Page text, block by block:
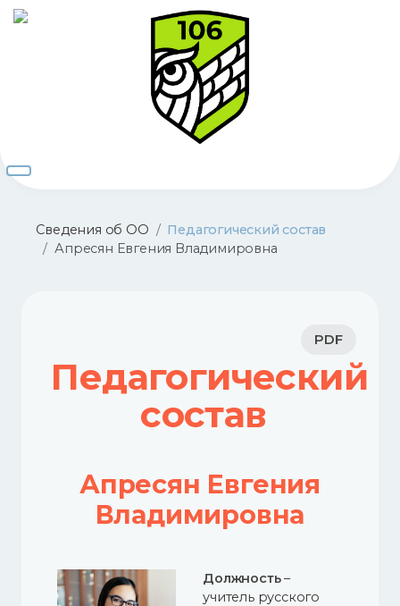
Сведения об ОО
Педагогический состав
Апресян Евгения Владимировна
PDF
Педагогический
состав
Апресян Евгения
Владимировна
Должность–
учитель русского